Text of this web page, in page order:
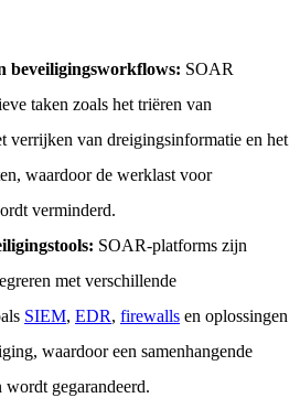
beveiligingsworkflows: SOAR
taken zoals het triëren van
verrijken van dreigingsinformatie en het
waardoor de werklast voor
verminderd.
SOAR-platforms zijn
met verschillende
SIEM, EDR, firewalls en oplossingen
waardoor een samenhangende
gegarandeerd.